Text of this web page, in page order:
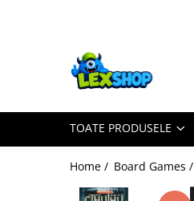
Toate Produsele
Board Games
Board GamesTOATE PRODUSELE
Home / Board Games /